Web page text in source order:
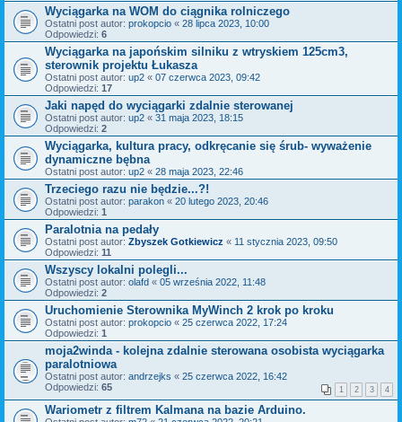
Wyciągarka na WOM do ciągnika rolniczego
Ostatni post autor: prokopcio « 28 lipca 2023, 10:00
Odpowiedzi: 6
Wyciągarka na japońskim silniku z wtryskiem 125cm3,
sterownik projektu Łukasza
Ostatni post autor: up2 « 07 czerwca 2023, 09:42
Odpowiedzi: 17
Jaki napęd do wyciągarki zdalnie sterowanej
Ostatni post autor: up2 « 31 maja 2023, 18:15
Odpowiedzi: 2
Wyciągarka, kultura pracy, odkręcanie się śrub- wyważenie
dynamiczne bębna
Ostatni post autor: up2 « 28 maja 2023, 22:46
Trzeciego razu nie będzie...?!
Ostatni post autor: parakon « 20 lutego 2023, 20:46
Odpowiedzi: 1
Paralotnia na pedały
Ostatni post autor: Zbyszek Gotkiewicz « 11 stycznia 2023, 09:50
Odpowiedzi: 11
Wszyscy lokalni polegli...
Ostatni post autor: olafd « 05 września 2022, 11:48
Odpowiedzi: 2
Uruchomienie Sterownika MyWinch 2 krok po kroku
Ostatni post autor: prokopcio « 25 czerwca 2022, 17:24
Odpowiedzi: 1
moja2winda - kolejna zdalnie sterowana osobista wyciągarka
paralotniowa
Ostatni post autor: andrzejks « 25 czerwca 2022, 16:42
Odpowiedzi: 65 1 2 3 4
Wariometr z filtrem Kalmana na bazie Arduino.